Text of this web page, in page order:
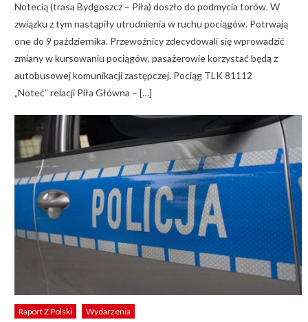
Notecią (trasa Bydgoszcz – Piła) doszło do podmycia torów. W
związku z tym nastąpiły utrudnienia w ruchu pociągów. Potrwają
one do 9 października. Przewoźnicy zdecydowali się wprowadzić
zmiany w kursowaniu pociągów, pasażerowie korzystać będą z
autobusowej komunikacji zastępczej. Pociąg TLK 81112
„Noteć” relacji Piła Główna – […]
Raport Z Polski Wydarzenia